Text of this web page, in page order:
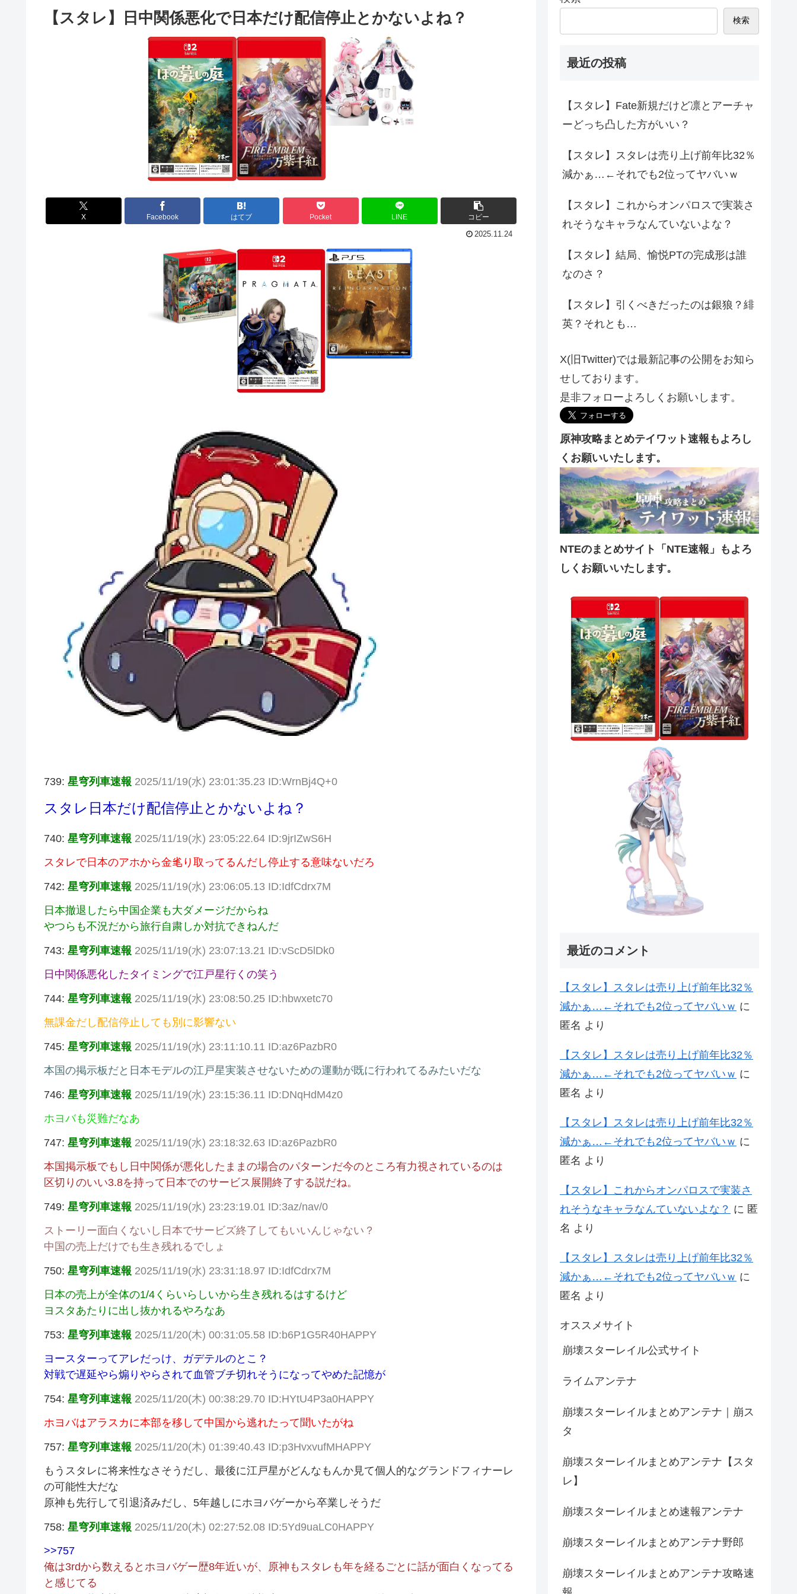
【スタレ】日中関係悪化で日本だけ配信停止とかないよね？
X Facebook はてブ Pocket LINE コピー
2025.11.24
739: 星穹列車速報 2025/11/19(水) 23:01:35.23 ID:WrnBj4Q+0
スタレ日本だけ配信停止とかないよね？
740: 星穹列車速報 2025/11/19(水) 23:05:22.64 ID:9jrIZwS6H
スタレで日本のアホから金毟り取ってるんだし停止する意味ないだろ
742: 星穹列車速報 2025/11/19(水) 23:06:05.13 ID:IdfCdrx7M
日本撤退したら中国企業も大ダメージだからね
やつらも不況だから旅行自粛しか対抗できねんだ
743: 星穹列車速報 2025/11/19(水) 23:07:13.21 ID:vScD5lDk0
日中関係悪化したタイミングで江戸星行くの笑う
744: 星穹列車速報 2025/11/19(水) 23:08:50.25 ID:hbwxetc70
無課金だし配信停止しても別に影響ない
745: 星穹列車速報 2025/11/19(水) 23:11:10.11 ID:az6PazbR0
本国の掲示板だと日本モデルの江戸星実装させないための運動が既に行われてるみたいだな
746: 星穹列車速報 2025/11/19(水) 23:15:36.11 ID:DNqHdM4z0
ホヨバも災難だなあ
747: 星穹列車速報 2025/11/19(水) 23:18:32.63 ID:az6PazbR0
本国掲示板でもし日中関係が悪化したままの場合のパターンだ今のところ有力視されているのは
区切りのいい3.8を持って日本でのサービス展開終了する説だね。
749: 星穹列車速報 2025/11/19(水) 23:23:19.01 ID:3az/nav/0
ストーリー面白くないし日本でサービズ終了してもいいんじゃない？
中国の売上だけでも生き残れるでしょ
750: 星穹列車速報 2025/11/19(水) 23:31:18.97 ID:IdfCdrx7M
日本の売上が全体の1/4くらいらしいから生き残れるはするけど
ヨスタあたりに出し抜かれるやろなあ
753: 星穹列車速報 2025/11/20(木) 00:31:05.58 ID:b6P1G5R40HAPPY
ヨースターってアレだっけ、ガデテルのとこ？
対戦で遅延やら煽りやらされて血管ブチ切れそうになってやめた記憶が
754: 星穹列車速報 2025/11/20(木) 00:38:29.70 ID:HYtU4P3a0HAPPY
ホヨバはアラスカに本部を移して中国から逃れたって聞いたがね
757: 星穹列車速報 2025/11/20(木) 01:39:40.43 ID:p3HvxvufMHAPPY
もうスタレに将来性なさそうだし、最後に江戸星がどんなもんか見て個人的なグランドフィナーレ
の可能性大だな
原神も先行して引退済みだし、5年越しにホヨバゲーから卒業しそうだ
758: 星穹列車速報 2025/11/20(木) 02:27:52.08 ID:5Yd9uaLC0HAPPY
>>757
俺は3rdから数えるとホヨバゲー歴8年近いが、原神もスタレも年を経るごとに話が面白くなってる
と感じてる
検索
最近の投稿
【スタレ】Fate新規だけど凛とアーチャ
ーどっち凸した方がいい？
【スタレ】スタレは売り上げ前年比32％
減かぁ…←それでも2位ってヤバいｗ
【スタレ】これからオンパロスで実装さ
れそうなキャラなんていないよな？
【スタレ】結局、愉悦PTの完成形は誰
なのさ？
【スタレ】引くべきだったのは銀狼？緋
英？それとも…
X(旧Twitter)では最新記事の公開をお知ら
せしております。
是非フォローよろしくお願いします。
原神攻略まとめテイワット速報もよろし
くお願いいたします。
NTEのまとめサイト「NTE速報」もよろ
しくお願いいたします。
最近のコメント
【スタレ】スタレは売り上げ前年比32％
減かぁ…←それでも2位ってヤバいｗ に
匿名 より
【スタレ】スタレは売り上げ前年比32％
減かぁ…←それでも2位ってヤバいｗ に
匿名 より
【スタレ】スタレは売り上げ前年比32％
減かぁ…←それでも2位ってヤバいｗ に
匿名 より
【スタレ】これからオンパロスで実装さ
れそうなキャラなんていないよな？ に 匿
名 より
【スタレ】スタレは売り上げ前年比32％
減かぁ…←それでも2位ってヤバいｗ に
匿名 より
オススメサイト
崩壊スターレイル公式サイト
ライムアンテナ
崩壊スターレイルまとめアンテナ｜崩ス
タ
崩壊スターレイルまとめアンテナ【スタ
レ】
崩壊スターレイルまとめ速報アンテナ
崩壊スターレイルまとめアンテナ野郎
崩壊スターレイルまとめアンテナ攻略速